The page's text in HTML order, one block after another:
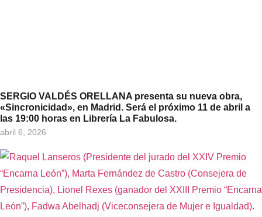
SERGIO VALDÉS ORELLANA presenta su nueva obra,
«Sincronicidad», en Madrid. Será el próximo 11 de abril a
las 19:00 horas en Librería La Fabulosa.
abril 6, 2026